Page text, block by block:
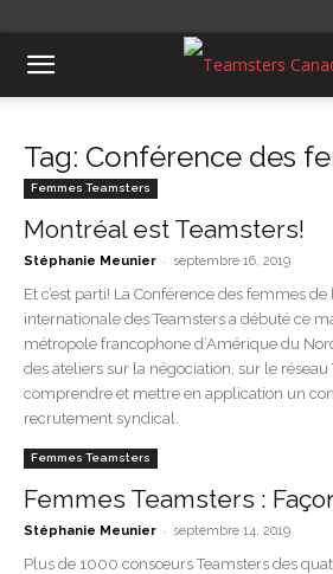
Tag: Conférence des
Femmes Teamsters
Montréal est Teamsters!
Stéphanie Meunier - septembre 16, 2019
Et c’est parti! La Conférence des femmes
internationale des Teamsters a débuté ce
métropole francophone d’Amérique du
des ateliers sur la négociation, sur le
comprendre et mettre en application un
recrutement syndical.
Femmes Teamsters
Femmes Teamsters :
Stéphanie Meunier - septembre 14, 2019
Plus de 1000 consœurs Teamsters des